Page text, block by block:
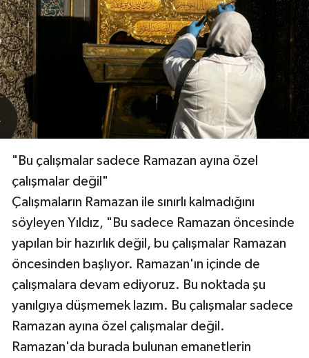
"Bu çalışmalar sadece Ramazan ayına özel
çalışmalar değil"
Çalışmaların Ramazan ile sınırlı kalmadığını
söyleyen Yıldız, "Bu sadece Ramazan öncesinde
yapılan bir hazırlık değil, bu çalışmalar Ramazan
öncesinden başlıyor. Ramazan'ın içinde de
çalışmalara devam ediyoruz. Bu noktada şu
yanılgıya düşmemek lazım. Bu çalışmalar sadece
Ramazan ayına özel çalışmalar değil.
Ramazan'da burada bulunan emanetlerin